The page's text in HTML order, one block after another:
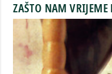
ZAŠTO NAM VRIJEME